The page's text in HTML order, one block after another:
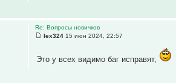
Re: Вопросы новичков
lex324 15 июн 2024, 22:57
Это у всех видимо баг исправят,